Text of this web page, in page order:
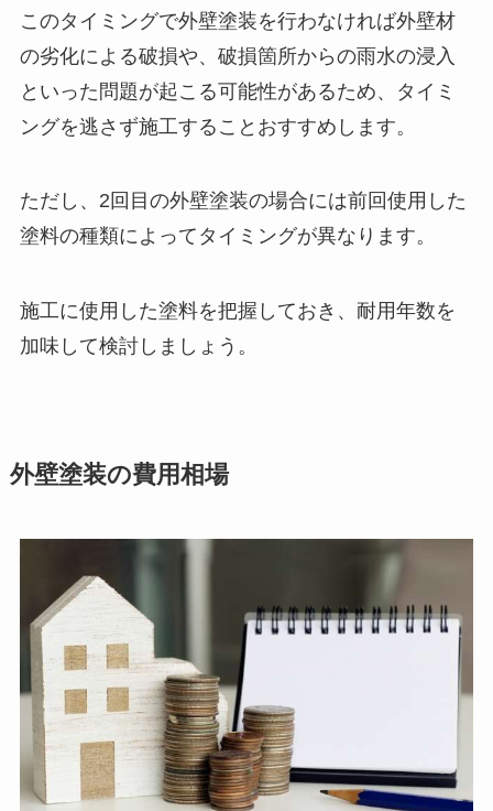
このタイミングで外壁塗装を行わなければ外壁材
の劣化による破損や、破損箇所からの雨水の浸入
といった問題が起こる可能性があるため、タイミ
ングを逃さず施工することおすすめします。
ただし、2回目の外壁塗装の場合には前回使用した
塗料の種類によってタイミングが異なります。
施工に使用した塗料を把握しておき、耐用年数を
加味して検討しましょう。
外壁塗装の費用相場